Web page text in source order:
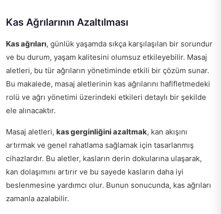
Kas Ağrılarının Azaltılması
Kas ağrıları, günlük yaşamda sıkça karşılaşılan bir sorundur
ve bu durum, yaşam kalitesini olumsuz etkileyebilir. Masaj
aletleri, bu tür ağrıların yönetiminde etkili bir çözüm sunar.
Bu makalede, masaj aletlerinin kas ağrılarını hafifletmedeki
rolü ve ağrı yönetimi üzerindeki etkileri detaylı bir şekilde
ele alınacaktır.
Masaj aletleri, kas gerginliğini azaltmak, kan akışını
artırmak ve genel rahatlama sağlamak için tasarlanmış
cihazlardır. Bu aletler, kasların derin dokularına ulaşarak,
kan dolaşımını artırır ve bu sayede kasların daha iyi
beslenmesine yardımcı olur. Bunun sonucunda, kas ağrıları
zamanla azalabilir.